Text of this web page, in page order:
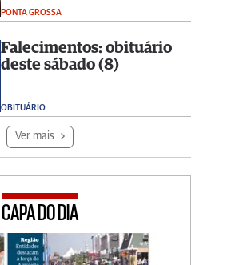
PONTA GROSSA
Falecimentos: obituário
deste sábado (8)
OBITUÁRIO
Ver mais
CAPA DO DIA